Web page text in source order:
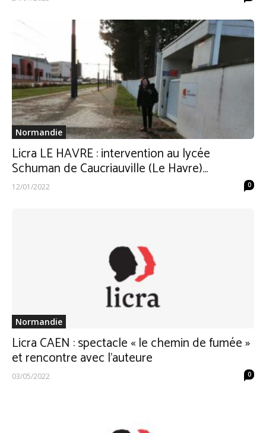
Normandie
Licra LE HAVRE : intervention au lycée
Schuman de Caucriauville (Le Havre)...
12/01/2022 0
Normandie
Licra CAEN : spectacle « le chemin de fumée »
et rencontre avec l’auteure
03/05/2022 0